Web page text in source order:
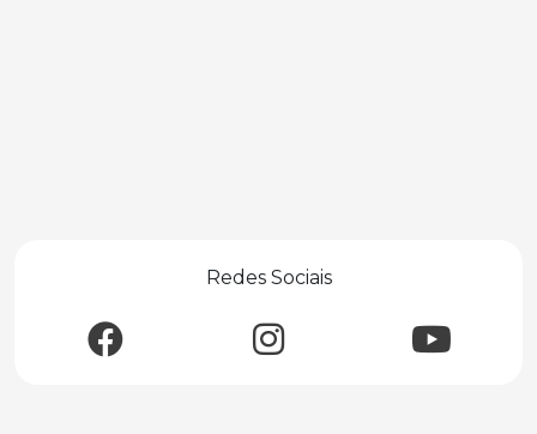
Redes Sociais